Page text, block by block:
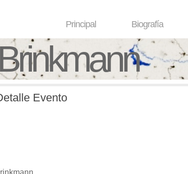
Principal Biografía
Evento